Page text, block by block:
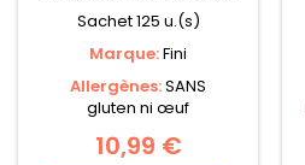
Sachet 125 u.(s)
Marque:Fini
Allergènes:SANS
gluten ni œuf
10,99 €